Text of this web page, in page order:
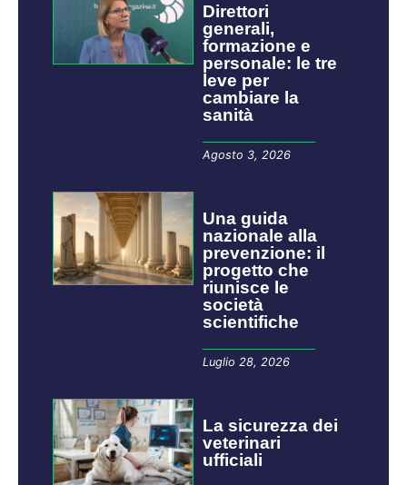
Direttori
generali,
formazione e
personale: le tre
leve per
cambiare la
sanità
Agosto 3, 2026
​​​​Una guida
nazionale alla
prevenzione: il
progetto che
riunisce le
società
scientifiche
Luglio 28, 2026
La sicurezza dei
veterinari
ufficiali